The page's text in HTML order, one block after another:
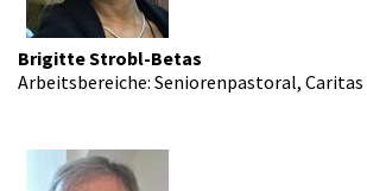
Brigitte Strobl-Betas
Arbeitsbereiche: Seniorenpastoral, Caritas